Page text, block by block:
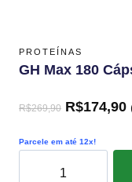
PROTEÍNAS
GH Max 180
R$269,90 R$174,90
Parcele em até 12x!